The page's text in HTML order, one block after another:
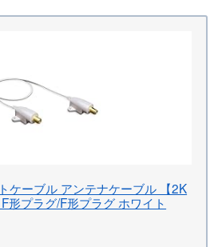
ケーブル アンテナケーブル 【2K
形プラグ/F形プラグ ホワイト